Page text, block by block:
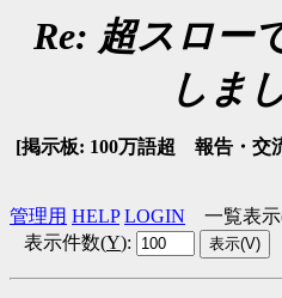
Re: 超スロー
しま
[掲示板: 100万語超 報告・交
管理用 HELP LOGIN 一覧表
表示件数(Y):